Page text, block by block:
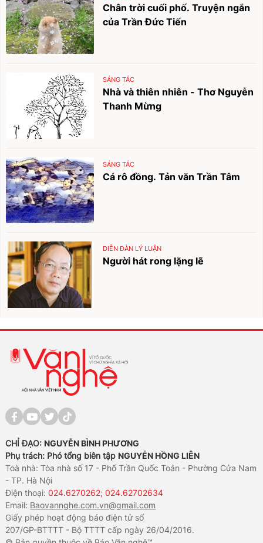
Chân trời cuối phố. Truyện ngắn
của Trần Đức Tiến
SÁNG TÁC
Nhà và thiên nhiên - Thơ Nguyễn
Thanh Mừng
SÁNG TÁC
Cá rô đồng. Tản văn Trần Tâm
DIỄN ĐÀN LÝ LUẬN
Người hát rong lặng lẽ
CHỈ ĐẠO: NGUYỄN BÌNH PHƯƠNG
Phụ trách: Phó tổng biên tập NGUYỄN HỒNG LIÊN
Toà nhà: Tòa nhà số 17 - Phố Trần Quốc Toản - Phường Cửa Nam
- TP. Hà Nội
Điện thoại:024.6270262; 024.62702634
Email: Baovannghe.com.vn@gmail.com
Giấy phép hoạt động báo điện tử số
207/GP-BTTTT - Bộ TTTT cấp ngày 26/04/2016.